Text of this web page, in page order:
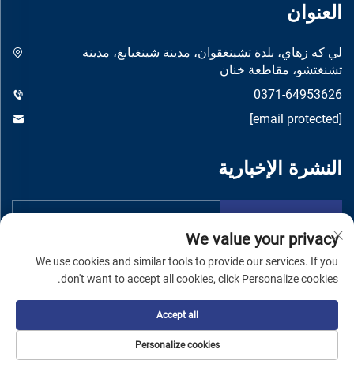
العنوان
لي كه زهاي، بلدة تشينغقوان، مدينة شينغيانغ، مدينة
تشنغتشو، مقاطعة خنان
0371-64953626
[email protected]
النشرة الإخبارية
حقوق النشر © شركة تشنغتشو يواندونغ لتصنيع الماكينات المحدودة -
سياسة الخصوصية
We value your privacy
We use cookies and similar tools to provide our services. If you
don't want to accept all cookies, click Personalize cookies.
Personalize cookies
Accept all